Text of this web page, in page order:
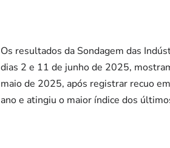
Os resultados da Sondagem das
dias 2 e 11 de junho de 2025,
maio de 2025, após registrar recuo
ano e atingiu o maior índice dos